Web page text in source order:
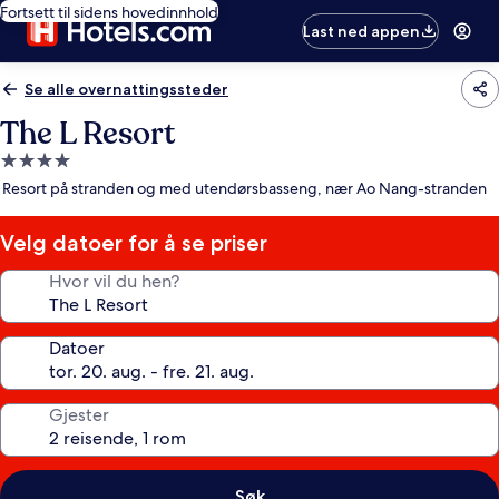
Fortsett til sidens hovedinnhold
Last ned appen
Se alle overnattingssteder
The L Resort
Overnattingssted
med
stjerner
Resort på stranden og med utendørsbasseng, nær Ao Nang-stranden
Velg datoer for å se priser
Hvor vil du hen?
Datoer
Gjester